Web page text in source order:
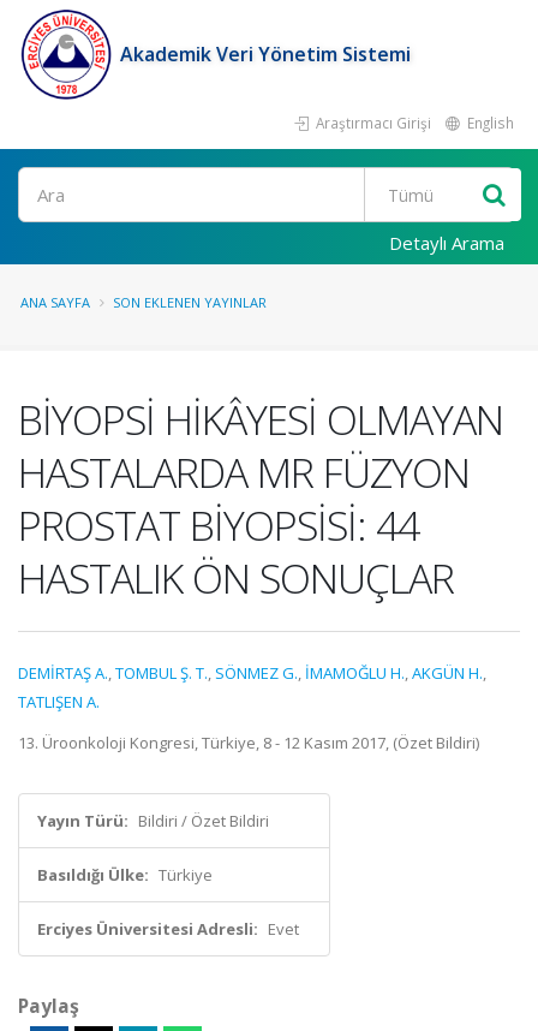
Akademik Veri Yönetim Sistemi
Araştırmacı Girişi English
Ara
Detaylı Arama
ANA SAYFA SON EKLENEN YAYINLAR
BİYOPSİ HİKÂYESİ OLMAYAN
HASTALARDA MR FÜZYON
PROSTAT BİYOPSİSİ: 44
HASTALIK ÖN SONUÇLAR
DEMİRTAŞ A.,TOMBUL Ş. T., SÖNMEZ G., İMAMOĞLU H.,AKGÜN H.,
TATLIŞEN A.
13. Üroonkoloji Kongresi, Türkiye, 8 - 12 Kasım 2017, (Özet Bildiri)
Yayın Türü: Bildiri / Özet Bildiri
Basıldığı Ülke: Türkiye
Erciyes Üniversitesi Adresli: Evet
Paylaş